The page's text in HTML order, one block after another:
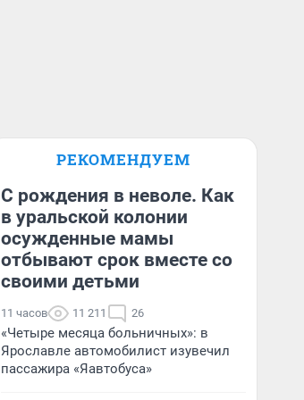
РЕКОМЕНДУЕМ
С рождения в неволе. Как
в уральской колонии
осужденные мамы
отбывают срок вместе со
своими детьми
11 часов 11 211 26
«Четыре месяца больничных»: в
Ярославле автомобилист изувечил
пассажира «Яавтобуса»